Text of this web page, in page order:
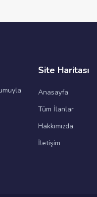
Site Haritası
Anasayfa
Tüm İlanlar
Hakkımızda
İletişim